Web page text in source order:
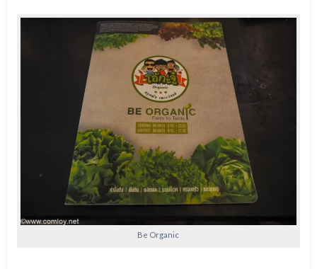
Be Organic